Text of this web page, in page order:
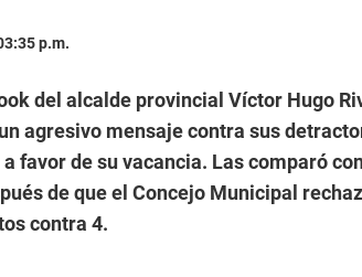
p.m.
del alcalde provincial Víctor Hugo
agresivo mensaje contra sus
favor de su vacancia. Las comparó
de que el Concejo Municipal
contra 4.